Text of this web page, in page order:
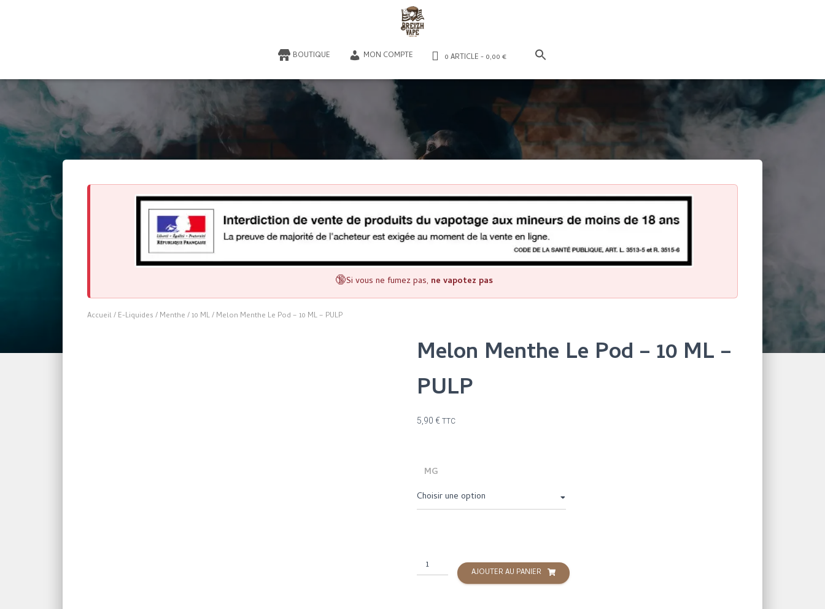
​BOUTIQUE MON COMPTE 0 ARTICLE 0,00 €
🔞Si vous ne fumez pas, ne vapotez pas
Accueil/ E-Liquides / Menthe / 10 ML/ Melon Menthe Le Pod – 10 ML – PULP
Melon Menthe Le Pod – 10 ML –
PULP
5,90 € TTC
MG
quantité
de
AJOUTER AU PANIER